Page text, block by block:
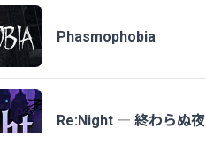
Phasmophobia
Re:Night ― 終わらぬ夜